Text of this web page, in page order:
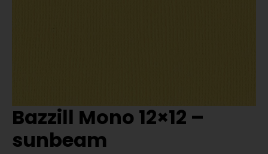
Bazzill Mono 12×12 –
sunbeam